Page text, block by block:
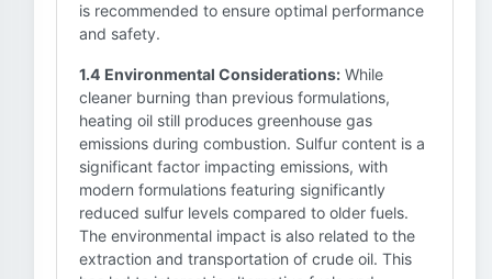
is recommended to ensure optimal performance
and safety.
1.4 Environmental Considerations: While
cleaner burning than previous formulations,
heating oil still produces greenhouse gas
emissions during combustion. Sulfur content is a
significant factor impacting emissions, with
modern formulations featuring significantly
reduced sulfur levels compared to older fuels.
The environmental impact is also related to the
extraction and transportation of crude oil. This